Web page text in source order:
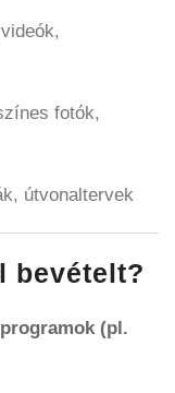
fotók,
útvonaltervek
bevételt?
(pl.